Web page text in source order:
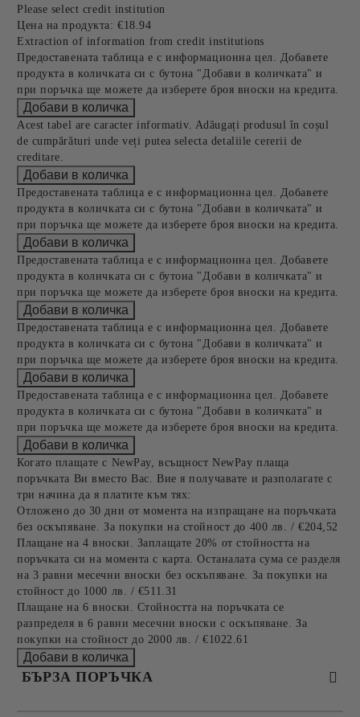
Please select credit institution
Цена на продукта: €18.94
Extraction of information from credit institutions
Предоставената таблица е с информационна цел. Добавете
продукта в количката си с бутона "Добави в количката" и
при поръчка ще можете да изберете броя вноски на кредита.
Acest tabel are caracter informativ. Adăugați produsul în coșul
de cumpărături unde veți putea selecta detaliile cererii de
creditare.
Предоставената таблица е с информационна цел. Добавете
продукта в количката си с бутона "Добави в количката" и
при поръчка ще можете да изберете броя вноски на кредита.
Предоставената таблица е с информационна цел. Добавете
продукта в количката си с бутона "Добави в количката" и
при поръчка ще можете да изберете броя вноски на кредита.
Предоставената таблица е с информационна цел. Добавете
продукта в количката си с бутона "Добави в количката" и
при поръчка ще можете да изберете броя вноски на кредита.
Предоставената таблица е с информационна цел. Добавете
продукта в количката си с бутона "Добави в количката" и
при поръчка ще можете да изберете броя вноски на кредита.
Когато плащате с NewPay, всъщност NewPay плаща
поръчката Ви вместо Вас. Вие я получавате и разполагате с
три начина да я платите към тях:
Отложено до 30 дни от момента на изпращане на поръчката
без оскъпяване. За покупки на стойност до 400 лв. / €204,52
Плащане на 4 вноски. Заплащате 20% от стойността на
поръчката си на момента с карта. Останалата сума се разделя
на 3 равни месечни вноски без оскъпяване. За покупки на
стойност до 1000 лв. / €511.31
Плащане на 6 вноски. Стойността на поръчката се
разпределя в 6 равни месечни вноски с оскъпяване. За
покупки на стойност до 2000 лв. / €1022.61
БЪРЗА ПОРЪЧКА